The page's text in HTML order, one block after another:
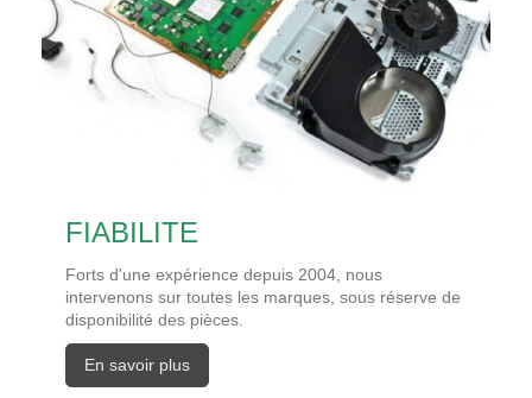
FIABILITE
Forts d'une expérience depuis 2004, nous
intervenons sur toutes les marques, sous réserve de
disponibilité des pièces.
En savoir plus